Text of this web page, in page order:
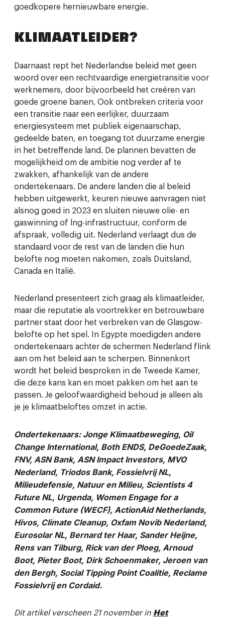
goedkopere hernieuwbare energie.
KLIMAATLEIDER?
Daarnaast rept het Nederlandse beleid met geen
woord over een rechtvaardige energietransitie voor
werknemers, door bijvoorbeeld het creëren van
goede groene banen. Ook ontbreken criteria voor
een transitie naar een eerlijker, duurzaam
energiesysteem met publiek eigenaarschap,
gedeelde baten, en toegang tot duurzame energie
in het betreffende land. De plannen bevatten de
mogelijkheid om de ambitie nog verder af te
zwakken, afhankelijk van de andere
ondertekenaars. De andere landen die al beleid
hebben uitgewerkt, keuren nieuwe aanvragen niet
alsnog goed in 2023 en sluiten nieuwe olie- en
gaswinning of lng-infrastructuur, conform de
afspraak, volledig uit. Nederland verlaagt dus de
standaard voor de rest van de landen die hun
belofte nog moeten nakomen, zoals Duitsland,
Canada en Italië.
Nederland presenteert zich graag als klimaatleider,
maar die reputatie als voortrekker en betrouwbare
partner staat door het verbreken van de Glasgow-
belofte op het spel. In Egypte moedigden andere
ondertekenaars achter de schermen Nederland flink
aan om het beleid aan te scherpen. Binnenkort
wordt het beleid besproken in de Tweede Kamer,
die deze kans kan en moet pakken om het aan te
passen. Je geloofwaardigheid behoud je alleen als
je je klimaatbeloftes omzet in actie.
Ondertekenaars: Jonge Klimaatbeweging, Oil
Change International, Both ENDS, DeGoedeZaak,
FNV, ASN Bank, ASN Impact Investors, MVO
Nederland, Triodos Bank, Fossielvrij NL,
Milieudefensie, Natuur en Milieu, Scientists 4
Future NL, Urgenda, Women Engage for a
Common Future (WECF), ActionAid Netherlands,
Hivos, Climate Cleanup, Oxfam Novib Nederland,
Eurosolar NL, Bernard ter Haar, Sander Heijne,
Rens van Tilburg, Rick van der Ploeg, Arnoud
Boot, Pieter Boot, Dirk Schoenmaker, Jeroen van
den Bergh, Social Tipping Point Coalitie, Reclame
Fossielvrij en Cordaid.
Dit artikel verscheen 21 november in Het